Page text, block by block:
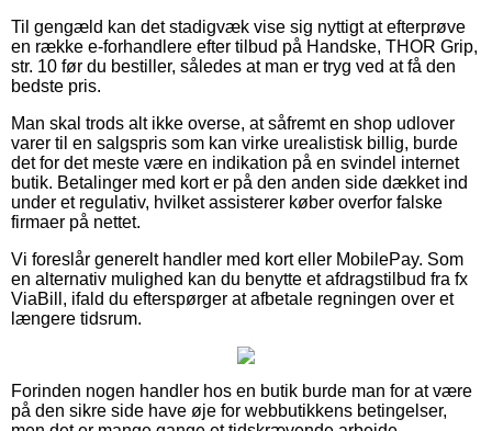
Til gengæld kan det stadigvæk vise sig nyttigt at efterprøve
en række e-forhandlere efter tilbud på Handske, THOR Grip,
str. 10 før du bestiller, således at man er tryg ved at få den
bedste pris.
Man skal trods alt ikke overse, at såfremt en shop udlover
varer til en salgspris som kan virke urealistisk billig, burde
det for det meste være en indikation på en svindel internet
butik. Betalinger med kort er på den anden side dækket ind
under et regulativ, hvilket assisterer køber overfor falske
firmaer på nettet.
Vi foreslår generelt handler med kort eller MobilePay. Som
en alternativ mulighed kan du benytte et afdragstilbud fra fx
ViaBill, ifald du efterspørger at afbetale regningen over et
længere tidsrum.
Forinden nogen handler hos en butik burde man for at være
på den sikre side have øje for webbutikkens betingelser,